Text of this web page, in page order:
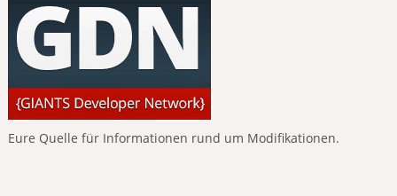
Eure Quelle für Informationen rund um Modifikationen.